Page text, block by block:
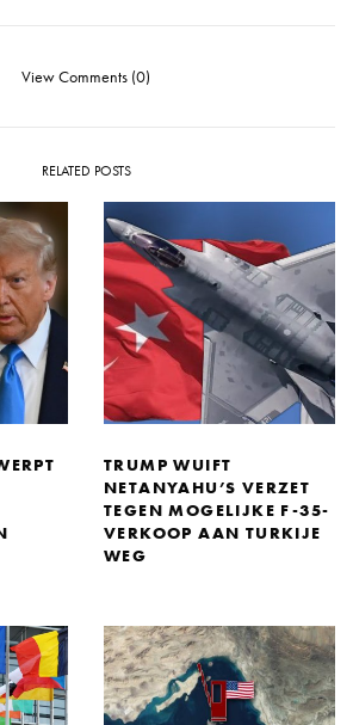
View Comments (0)
RELATED POSTS
TRUMP WUIFT
NETANYAHU’S VERZET
TEGEN MOGELIJKE F-35-
VERKOOP AAN TURKIJE
WEG